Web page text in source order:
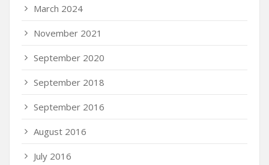
March 2024
November 2021
September 2020
September 2018
September 2016
August 2016
July 2016